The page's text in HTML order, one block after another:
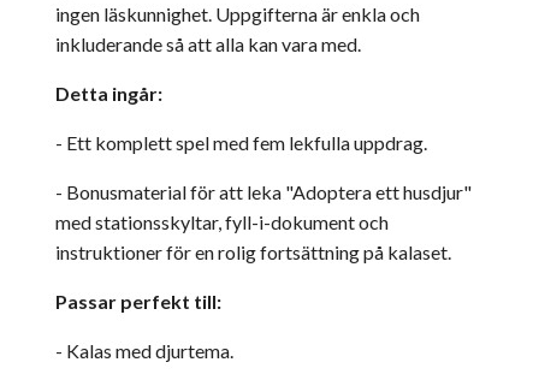
ingen läskunnighet. Uppgifterna är enkla och
inkluderande så att alla kan vara med.
Detta ingår:
- Ett komplett spel med fem lekfulla uppdrag.
- Bonusmaterial för att leka "Adoptera ett husdjur"
med stationsskyltar, fyll-i-dokument och
instruktioner för en rolig fortsättning på kalaset.
Passar perfekt till:
- Kalas med djurtema.